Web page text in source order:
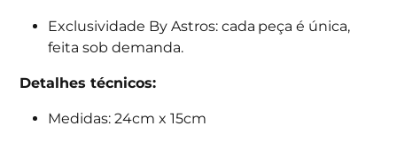
Exclusividade By Astros: cada peça é única,
feita sob demanda.
Detalhes técnicos:
Medidas: 24cm x 15cm